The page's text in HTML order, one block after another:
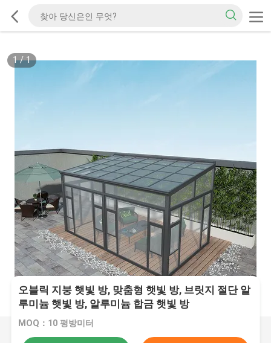
1/1
오블릭 지붕 햇빛 방, 맞춤형 햇빛 방, 브릿지 절단 알
루미늄 햇빛 방, 알루미늄 합금 햇빛 방
MOQ：10 평방미터